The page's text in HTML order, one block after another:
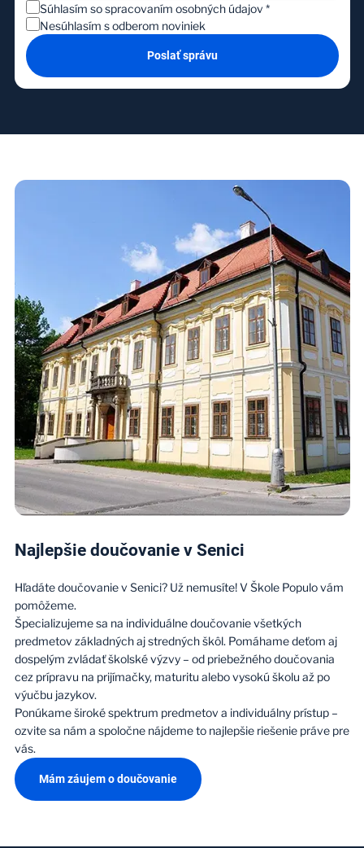
Súhlasím so spracovaním osobných údajov *
Nesúhlasím s odberom noviniek
Poslať správu
Najlepšie doučovanie v Senici
Hľadáte doučovanie v Senici? Už nemusíte! V Škole Populo vám
pomôžeme.
Špecializujeme sa na individuálne doučovanie všetkých
predmetov základných aj stredných škôl. Pomáhame deťom aj
dospelým zvládať školské výzvy – od priebežného doučovania
cez prípravu na prijímačky, maturitu alebo vysokú školu až po
výučbu jazykov.
Ponúkame široké spektrum predmetov a individuálny prístup –
ozvite sa nám a spoločne nájdeme to najlepšie riešenie práve pre
vás.
Mám záujem o doučovanie